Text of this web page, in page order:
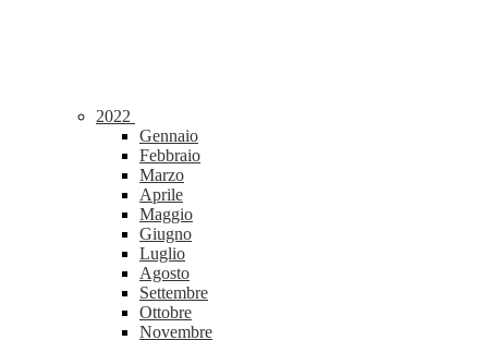
2022
Gennaio
Febbraio
Marzo
Aprile
Maggio
Giugno
Luglio
Agosto
Settembre
Ottobre
Novembre